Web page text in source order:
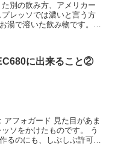
別の飲み方、アメリカー
レッソでは濃いと言う方
湯で溶いた飲み物です。
に出来ること②
ド 見た目があま
ソをかけたものです。 う
るのにも、しぶしぶ許可し